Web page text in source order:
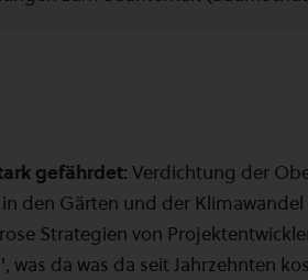
gefährdet: Verdichtung der
den Gärten und der
Strategien von
da was da seit Jahrzehnten